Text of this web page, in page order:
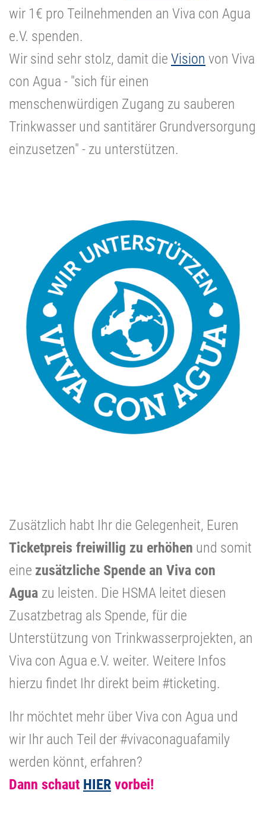
wir 1€ pro Teilnehmenden an Viva con Agua
e.V. spenden.
Wir sind sehr stolz, damit die Vision von Viva
con Agua - "sich für einen
menschenwürdigen Zugang zu sauberen
Trinkwasser und santitärer Grundversorgung
einzusetzen" - zu unterstützen.
Zusätzlich habt Ihr die Gelegenheit, Euren
Ticketpreis freiwillig zu erhöhen und somit
eine zusätzliche Spende an Viva con
Agua zu leisten. Die HSMA leitet diesen
Zusatzbetrag als Spende, für die
Unterstützung von Trinkwasserprojekten, an
Viva con Agua e.V. weiter. Weitere Infos
hierzu findet Ihr direkt beim #ticketing.
Ihr möchtet mehr über Viva con Agua und
wir Ihr auch Teil der #vivaconaguafamily
werden könnt, erfahren?
Dann schaut HIER vorbei!